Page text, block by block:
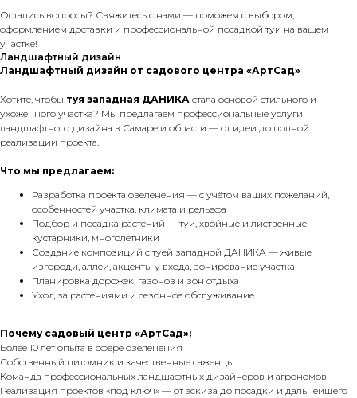
Остались вопросы? Свяжитесь с нами — поможем с выбором,
оформлением доставки и профессиональной посадкой туи на вашем
участке!
Ландшафтный дизайн
Ландшафтный дизайн от садового центра «АртСад»
Хотите, чтобы туя западная ДАНИКА стала основой стильного и
ухоженного участка? Мы предлагаем профессиональные услуги
ландшафтного дизайна в Самаре и области — от идеи до полной
реализации проекта.
Что мы предлагаем:
Разработка проекта озеленения — с учётом ваших пожеланий,
особенностей участка, климата и рельефа
Подбор и посадка растений — туи, хвойные и лиственные
кустарники, многолетники
Создание композиций с туей западной ДАНИКА — живые
изгороди, аллеи, акценты у входа, зонирование участка
Планировка дорожек, газонов и зон отдыха
Уход за растениями и сезонное обслуживание
Почему садовый центр «АртСад»:
Более 10 лет опыта в сфере озеленения
Собственный питомник и качественные саженцы
Команда профессиональных ландшафтных дизайнеров и агрономов
Реализация проектов «под ключ» — от эскиза до посадки и дальнейшего